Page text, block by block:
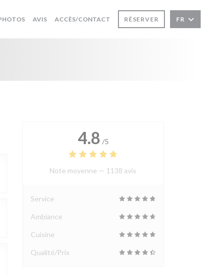
AVIS ACCÈS/CONTACT RÉSERVER FR
4.8 /5
Note moyenne — 1138 avis
Service
Ambiance
Cuisine
Qualité/Prix